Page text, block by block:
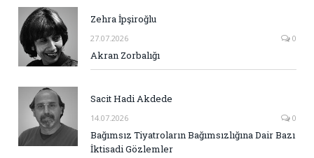
Zehra İpşiroğlu
27.07.2026 0
Akran Zorbalığı
Sacit Hadi Akdede
14.07.2026 0
Bağımsız Tiyatroların Bağımsızlığına Dair Bazı
İktisadi Gözlemler